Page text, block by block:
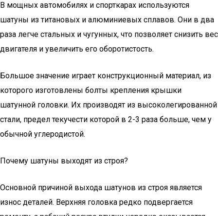
В мощных автомобилях и спорткарах используются
шатуны из титановых и алюминиевых сплавов. Они в два
раза легче стальных и чугунных, что позволяет снизить вес
двигателя и увеличить его оборотистость.
Большое значение играет конструкционный материал, из
которого изготовлены болты крепления крышки
шатунной головки. Их производят из высоколегированной
стали, предел текучести которой в 2-3 раза больше, чем у
обычной углеродистой.
Почему шатуны выходят из строя?
Основной причиной выхода шатунов из строя является
износ деталей. Верхняя головка редко подвергается